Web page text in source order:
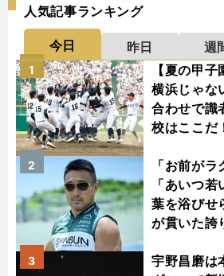
人気記事ランキング
今日 昨日 週
【夏の甲
横浜じゃな
合わせで識
校はここだ
1
「お前がラ
「あいつ
葉を浴びせ
が貫いた誇
2
宇野昌磨は
3